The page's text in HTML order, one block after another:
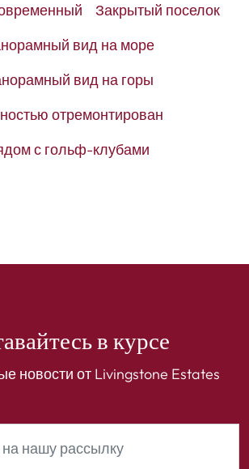
Закрытый поселок
вид на море
вид на горы
отремонтирован
с гольф-клубами
в курсе
новости от Livingstone Estates